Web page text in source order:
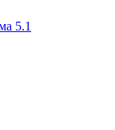
5.1